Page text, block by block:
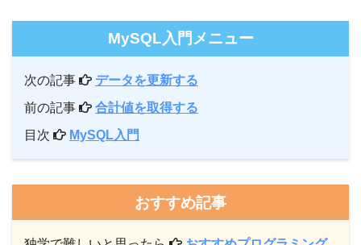
MySQL入門メニュー
次の記事
データを更新する
前の記事
合計値を取得する
目次
MySQL入門
おすすめ記事